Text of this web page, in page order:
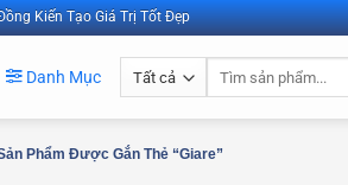
Kiến Tạo Giá Trị Tốt Đẹp
Danh Mục
Phẩm Được Gắn Thẻ “giare”